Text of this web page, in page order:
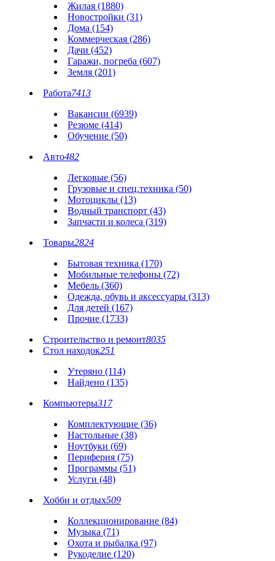
Жилая (1880)
Новостройки (31)
Дома (154)
Коммерческая (286)
Дачи (452)
Гаражи, погреба (607)
Земля (201)
Работа7413
Вакансии (6939)
Резюме (414)
Обучение (50)
Авто482
Легковые (56)
Грузовые и спец.техника (50)
Мотоциклы (13)
Водный транспорт (43)
Запчасти и колеса (319)
Товары2824
Бытовая техника (170)
Мобильные телефоны (72)
Мебель (360)
Одежда, обувь и аксессуары (313)
Для детей (167)
Прочие (1733)
Строительство и ремонт8035
Стол находок251
Утеряно (114)
Найдено (135)
Компьютеры317
Комплектующие (36)
Настольные (38)
Ноутбуки (69)
Периферия (75)
Программы (51)
Услуги (48)
Хобби и отдых509
Коллекционирование (84)
Музыка (71)
Охота и рыбалка (97)
Рукоделие (120)